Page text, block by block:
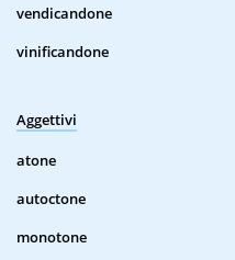
vendicandone
vinificandone
Aggettivi
atone
autoctone
monotone